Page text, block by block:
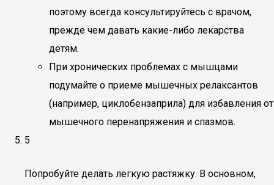
поэтому всегда консультируйтесь с врачом,
прежде чем давать какие-либо лекарства
детям.
При хронических проблемах с мышцами
подумайте о приеме мышечных релаксантов
(например, циклобензаприла) для избавления от
мышечного перенапряжения и спазмов.
5
Попробуйте делать легкую растяжку. В основном,